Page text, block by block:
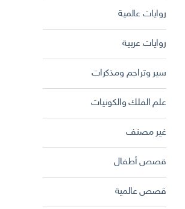
روايات عالمية
روايات عربية
سير وتراجم ومذكرات
علم الفلك والكونيات
غير مصنف
قصص أطفال
قصص عالمية